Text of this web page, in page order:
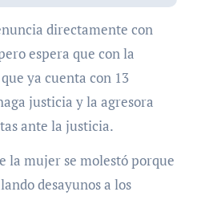
directamente con
espera que con la
ya cuenta con 13
justicia y la agresora
ante la justicia.
la mujer se molestó porque
desayunos a los